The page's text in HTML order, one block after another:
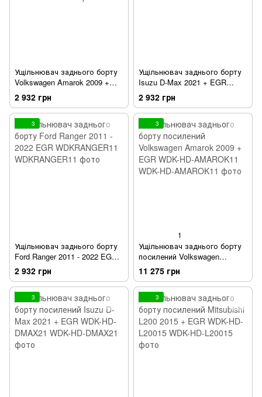
Ущільнювач заднього борту
Volkswagen Amarok 2009 +
EGR WDKAMAROK11
2 932 грн
Ущільнювач заднього борту
Isuzu D-Max 2021 + EGR
WDKDMAX21
2 932 грн
3
Ущільнювач заднього борту
Ford Ranger 2011 - 2022 EGR
WDKRANGER11
2 932 грн
3
1
Ущільнювач заднього борту
посилений Volkswagen
Amarok 2009 + EGR WDK-HD-
AMAROK11
11 275 грн
3 3